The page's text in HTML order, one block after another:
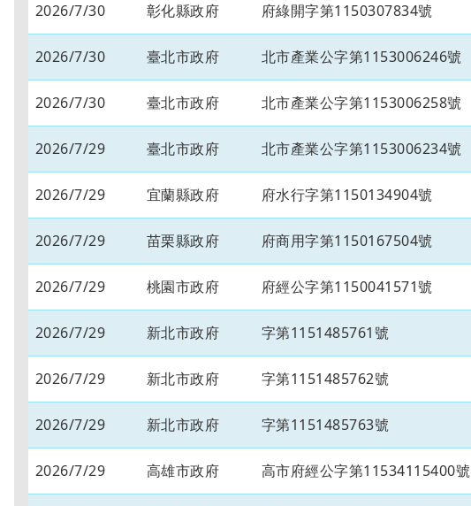
2026/7/30 彰化縣政府 府綠開字第1150307834號
2026/7/30 臺北市政府 北市產業公字第1153006246號
2026/7/30 臺北市政府 北市產業公字第1153006258號
2026/7/29 臺北市政府 北市產業公字第1153006234號
2026/7/29 宜蘭縣政府 府水行字第1150134904號
2026/7/29 苗栗縣政府 府商用字第1150167504號
2026/7/29 桃園市政府 府經公字第1150041571號
2026/7/29 新北市政府 字第1151485761號
2026/7/29 新北市政府 字第1151485762號
2026/7/29 新北市政府 字第1151485763號
2026/7/29 高雄市政府 高市府經公字第11534115400號